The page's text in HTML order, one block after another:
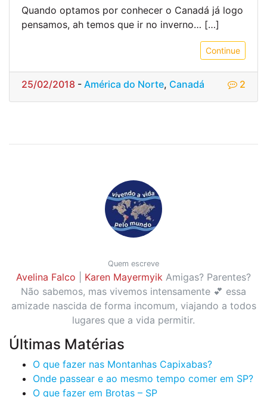
Quando optamos por conhecer o Canadá já logo
pensamos, ah temos que ir no inverno… […]
Continue
25/02/2018 - América do Norte, Canadá 2
Quem escreve
Avelina Falco Karen Mayermyik Amigas? Parentes?
Não sabemos, mas vivemos intensamente 💕 essa
amizade nascida de forma incomum, viajando a todos
lugares que a vida permitir.
Últimas Matérias
O que fazer nas Montanhas Capixabas?
Onde passear e ao mesmo tempo comer em SP?
O que fazer em Brotas – SP